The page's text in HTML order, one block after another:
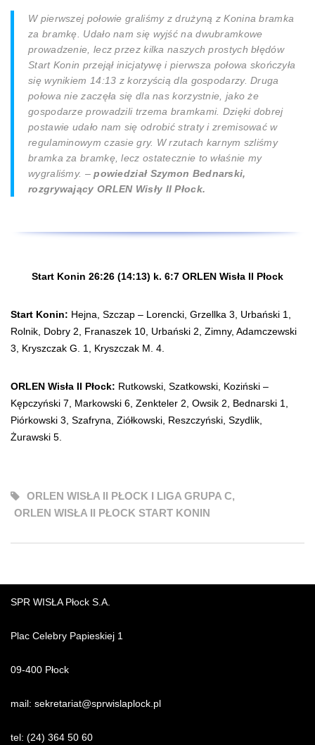
W pierwszej połowie graliśmy z drużyną z Konina bramka
za bramkę. Udało nam się wyjść na dwubramkowe
prowadzenie, lecz przez kilka naszych prostych błędów
Start Konin przejął inicjatywę i pierwsza połowa skończyła
się wynikiem 14:13 z korzyścią dla gospodarzy. Druga
połowa nie zaczęła się dla nas korzystnie, jako że
gospodarze prowadzili trzema bramkami. Dzięki dobrej
postawie udało nam się odrobić straty i zremisować w
regulaminowym czasie gry. W rzutach karnym szliśmy
bramka za bramkę, lecz ostatecznie to właśnie my
wygraliśmy. –powiedział Szymon Bednarski,
rozgrywający ORLEN Wisły II Płock.
Start Konin 26:26 (14:13) k. 6:7 ORLEN Wisła II Płock
Start Konin: Hejna, Szczap – Lorencki, Grzellka 3, Urbański 1,
Rolnik, Dobry 2, Franaszek 10, Urbański 2, Zimny, Adamczewski
3, Kryszczak G. 1, Kryszczak M. 4.
ORLEN Wisła II Płock: Rutkowski, Szatkowski, Koziński –
Kępczyński 7, Markowski 6, Zenkteler 2, Owsik 2, Bednarski 1,
Piórkowski 3, Szafryna, Ziółkowski, Reszczyński, Szydlik,
Żurawski 5.
ORLEN WISŁA II PŁOCK I LIGA GRUPA C,
ORLEN WISŁA II PŁOCK START KONIN
SPR WISŁA Płock S.A.
Plac Celebry Papieskiej 1
09-400 Płock
mail: sekretariat@sprwislaplock.pl
tel: (24) 364 50 60